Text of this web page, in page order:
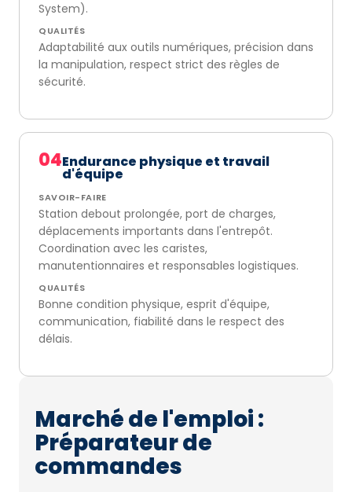
System).
QUALITÉS
Adaptabilité aux outils numériques, précision dans
la manipulation, respect strict des règles de
sécurité.
04Endurance physique et travail
d'équipe
SAVOIR-FAIRE
Station debout prolongée, port de charges,
déplacements importants dans l'entrepôt.
Coordination avec les caristes,
manutentionnaires et responsables logistiques.
QUALITÉS
Bonne condition physique, esprit d'équipe,
communication, fiabilité dans le respect des
délais.
Marché de l'emploi :
Préparateur de
commandes